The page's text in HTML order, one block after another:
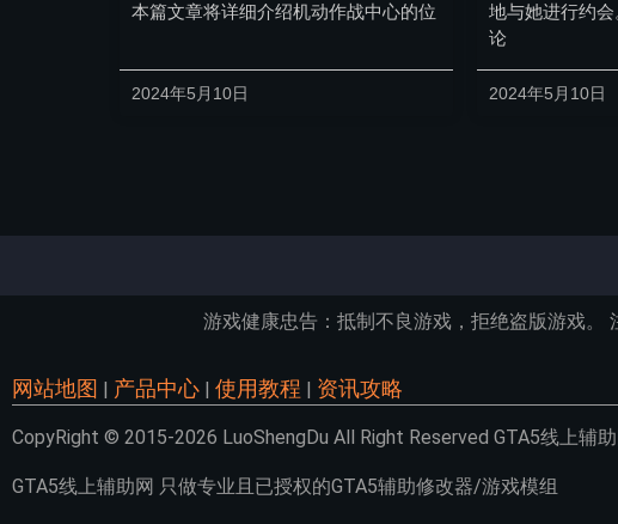
本篇文章将详细介绍机动作战中心的位
2024年5月10日
地与她进行约
论
2024年5月10日
游戏健康忠告：抵制不良游戏，拒绝盗版游戏。
网站地图 | 产品中心 | 使用教程 | 资讯攻略
CopyRight © 2015-2026 LuoShengDu All Right Reserved GTA5线上辅
GTA5线上辅助网 只做专业且已授权的GTA5辅助修改器/游戏模组